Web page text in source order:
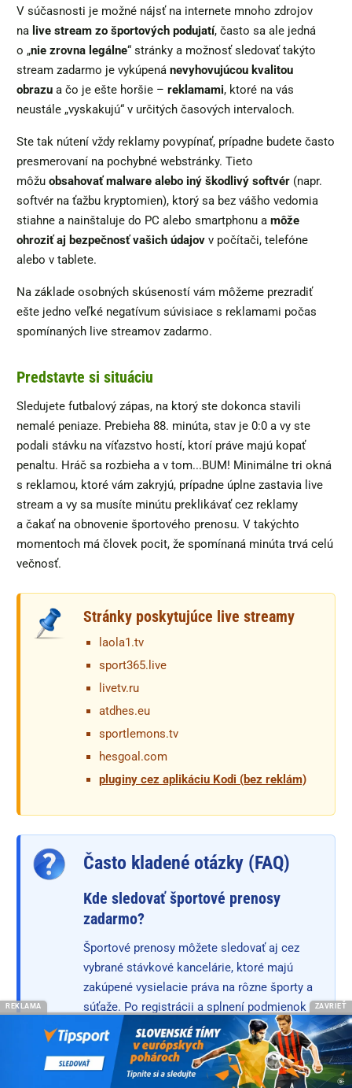
V súčasnosti je možné nájsť na internete mnoho zdrojov
na live stream zo športových podujatí, často sa ale jedná
o „nie zrovna legálne“ stránky a možnosť sledovať takýto
stream zadarmo je vykúpená nevyhovujúcou kvalitou
obrazu a čo je ešte horšie – reklamami, ktoré na vás
neustále „vyskakujú“ v určitých časových intervaloch.
Ste tak nútení vždy reklamy povypínať, prípadne budete často
presmerovaní na pochybné webstránky. Tieto
môžu obsahovať malware alebo iný škodlivý softvér (napr.
softvér na ťažbu kryptomien), ktorý sa bez vášho vedomia
stiahne a nainštaluje do PC alebo smartphonu a môže
ohroziť aj bezpečnosť vašich údajov v počítači, telefóne
alebo v tablete.
Na základe osobných skúseností vám môžeme prezradiť
ešte jedno veľké negatívum súvisiace s reklamami počas
spomínaných live streamov zadarmo.
Predstavte si situáciu
Sledujete futbalový zápas, na ktorý ste dokonca stavili
nemalé peniaze. Prebieha 88. minúta, stav je 0:0 a vy ste
podali stávku na víťazstvo hostí, ktorí práve majú kopať
penaltu. Hráč sa rozbieha a v tom...BUM! Minimálne tri okná
s reklamou, ktoré vám zakryjú, prípadne úplne zastavia live
stream a vy sa musíte minútu preklikávať cez reklamy
a čakať na obnovenie športového prenosu. V takýchto
momentoch má človek pocit, že spomínaná minúta trvá celú
večnosť.
Stránky poskytujúce live streamy
laola1.tv
sport365.live
livetv.ru
atdhes.eu
sportlemons.tv
hesgoal.com
pluginy cez aplikáciu Kodi (bez reklám)
Často kladené otázky (FAQ)
Kde sledovať športové prenosy
zadarmo?
Športové prenosy môžete sledovať aj cez
vybrané stávkové kancelárie, ktoré majú
zakúpené vysielacie práva na rôzne športy a
súťaže. Po registrácii a splnení podmienok
sledovania si môžete spustiť livestream
napríklad uTipsportu,FortunyaleboNiké.
Dostupnosť konkrétnych prenosov sa môže
REKLAMA ZAVRIEŤ